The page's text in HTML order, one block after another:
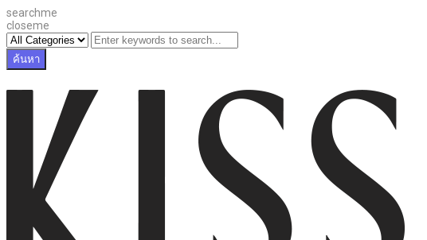
searchme
closeme
ค้นหา